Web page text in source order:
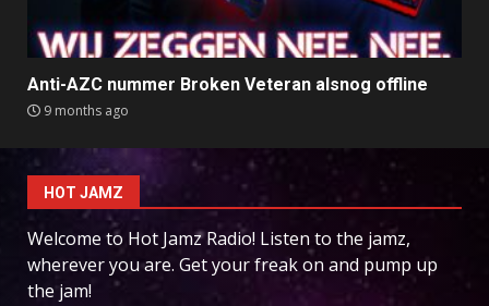
Anti-AZC nummer Broken Veteran alsnog offline
9 months ago
HOT JAMZ
Welcome to Hot Jamz Radio! Listen to the jamz,
wherever you are. Get your freak on and pump up
the jam!